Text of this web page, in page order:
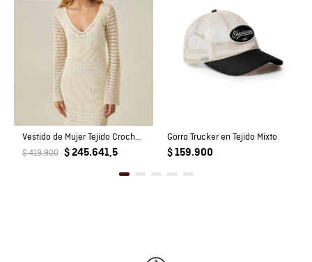
Vestido de Mujer Tejido Crochet con Cuello V Profundo en Mezcla de Viscosa
$ 419.900 $ 245.641,5
Gorra Trucker en Tejido Mixto
$ 159.900